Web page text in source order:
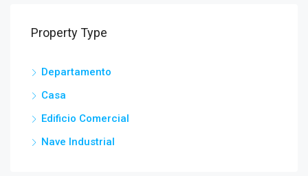
Property Type
Departamento
Casa
Edificio Comercial
Nave Industrial